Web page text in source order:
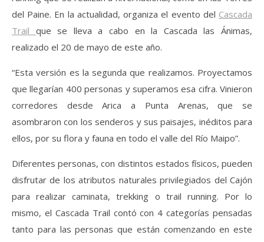
del Paine. En la actualidad, organiza el evento del Cascada
Trail que se lleva a cabo en la Cascada las Ánimas,
realizado el 20 de mayo de este año.
“Esta versión es la segunda que realizamos. Proyectamos
que llegarían 400 personas y superamos esa cifra. Vinieron
corredores desde Arica a Punta Arenas, que se
asombraron con los senderos y sus paisajes, inéditos para
ellos, por su flora y fauna en todo el valle del Río Maipo”.
Diferentes personas, con distintos estados físicos, pueden
disfrutar de los atributos naturales privilegiados del Cajón
para realizar caminata, trekking o trail running. Por lo
mismo, el Cascada Trail contó con 4 categorías pensadas
tanto para las personas que están comenzando en este